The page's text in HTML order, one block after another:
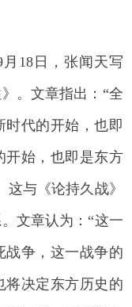
18日，张闻天写
。文章指出：“全
时代的开始，也即
开始，也即是东方
与《论持久战》
文章认为：“这一
战争，这一战争的
将决定东方历史的